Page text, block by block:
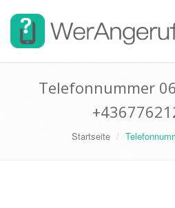
Telefonnummer
Startseite